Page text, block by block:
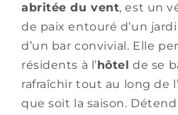
RÉSERVER
FR
abritée du vent, est un
de paix entouré d’un
d’un bar convivial. Elle
résidents à l’ hôtel de se
rafraîchir tout au long de
que soit la saison.